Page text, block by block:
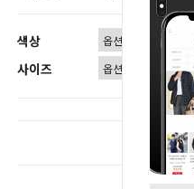
색상
사이즈